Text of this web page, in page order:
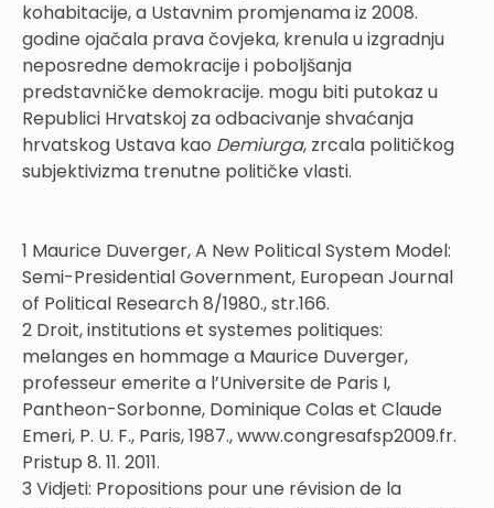
kohabitacije, a Ustavnim promjenama iz 2008.
godine ojačala prava čovjeka, krenula u izgradnju
neposredne demokracije i poboljšanja
predstavničke demokracije. mogu biti putokaz u
Republici Hrvatskoj za odbacivanje shvaćanja
hrvatskog Ustava kao Demiurga, zrcala političkog
subjektivizma trenutne političke vlasti.
1 Maurice Duverger, A New Political System Model:
Semi-Presidential Government, European Journal
of Political Research 8/1980., str.166.
2 Droit, institutions et systemes politiques:
melanges en hommage a Maurice Duverger,
professeur emerite a l’Universite de Paris I,
Pantheon-Sorbonne, Dominique Colas et Claude
Emeri, P. U. F., Paris, 1987., www.congresafsp2009.fr.
Pristup 8. 11. 2011.
3 Vidjeti: Propositions pour une révision de la